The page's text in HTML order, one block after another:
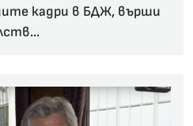
кадри в БДЖ, върши